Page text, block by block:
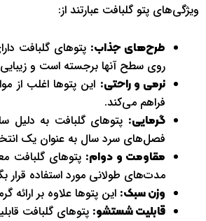
ویژگی‌های پتو گلبافت عبارتند از:
طرح‌های جذاب: پتوهای گلبافت
روی سطح آنها برجسته است و
نرمی و راحتی: این پتوها اغلب از
فراهم می‌کند.
گرمایی: پتوهای گلبافت به دلیل
فصل‌های سرد سال به عنوان یک
مقاومت و دوام: پتوهای گلبافت
مدت‌های طولانی مورد استفاده قرار
وزن سبک: این پتوها علاوه بر
قابلیت شستشو: پتوهای گلبافت